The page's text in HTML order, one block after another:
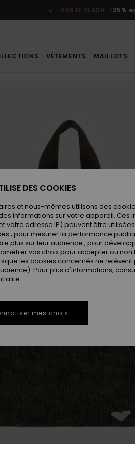
VENTE FLASH -25%
VÊTEMENTS MAILLOTS
DES COOKIES
et nous-mêmes utilisons des
informations sur votre appareil.
votre adresse IP) peuvent être
; pour mesurer la performance
plus sur leur audience ; pour
vos choix pour accepter ou
les cookies concernés ne
Pour plus d'informations,
mes choix